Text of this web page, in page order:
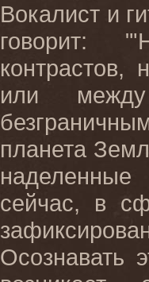
Вокалист и
говорит: "'
или
планета
сейчас, в
Осознавать